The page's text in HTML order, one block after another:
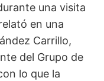
una visita
en una
Carrillo,
del Grupo de
lo que la